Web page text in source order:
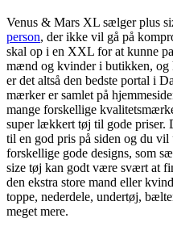
Venus & Mars XL sælger plus
person, der ikke vil gå på
skal op i en XXL for at kunne
mænd og kvinder i butikken, og
er det altså den bedste portal i
mærker er samlet på
mange forskellige
super lækkert tøj til gode priser.
til en god pris på siden og du
forskellige gode designs, som
size tøj kan godt være svært at
den ekstra store mand eller
toppe, nederdele, undertøj,
meget mere.